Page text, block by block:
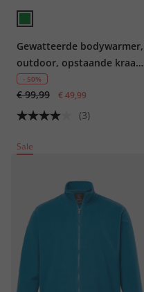
Gewatteerde bodywarmer,
outdoor, opstaande kraag,
rits
- 50%
€ 99,99 € 49,99
(3)
Sale